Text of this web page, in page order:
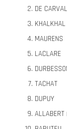
DE
KHALKHAL
MAURENS
LACLARE
TACHAT
DUPUY
ALLABERT